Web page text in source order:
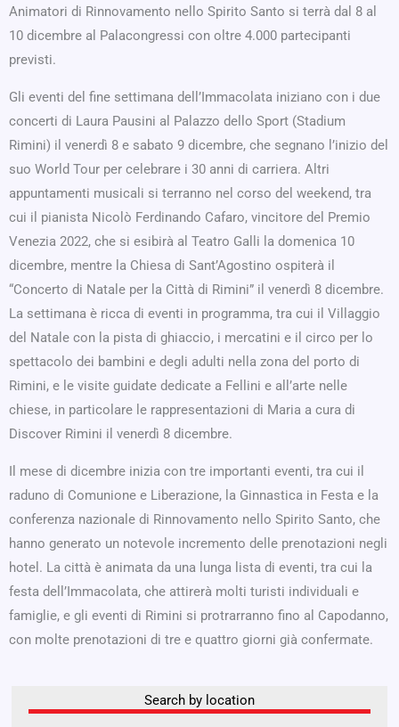
Animatori di Rinnovamento nello Spirito Santo si terrà dal 8 al
10 dicembre al Palacongressi con oltre 4.000 partecipanti
previsti.
Gli eventi del fine settimana dell’Immacolata iniziano con i due
concerti di Laura Pausini al Palazzo dello Sport (Stadium
Rimini) il venerdì 8 e sabato 9 dicembre, che segnano l’inizio del
suo World Tour per celebrare i 30 anni di carriera. Altri
appuntamenti musicali si terranno nel corso del weekend, tra
cui il pianista Nicolò Ferdinando Cafaro, vincitore del Premio
Venezia 2022, che si esibirà al Teatro Galli la domenica 10
dicembre, mentre la Chiesa di Sant’Agostino ospiterà il
“Concerto di Natale per la Città di Rimini” il venerdì 8 dicembre.
La settimana è ricca di eventi in programma, tra cui il Villaggio
del Natale con la pista di ghiaccio, i mercatini e il circo per lo
spettacolo dei bambini e degli adulti nella zona del porto di
Rimini, e le visite guidate dedicate a Fellini e all’arte nelle
chiese, in particolare le rappresentazioni di Maria a cura di
Discover Rimini il venerdì 8 dicembre.
Il mese di dicembre inizia con tre importanti eventi, tra cui il
raduno di Comunione e Liberazione, la Ginnastica in Festa e la
conferenza nazionale di Rinnovamento nello Spirito Santo, che
hanno generato un notevole incremento delle prenotazioni negli
hotel. La città è animata da una lunga lista di eventi, tra cui la
festa dell’Immacolata, che attirerà molti turisti individuali e
famiglie, e gli eventi di Rimini si protrarranno fino al Capodanno,
con molte prenotazioni di tre e quattro giorni già confermate.
Search by location